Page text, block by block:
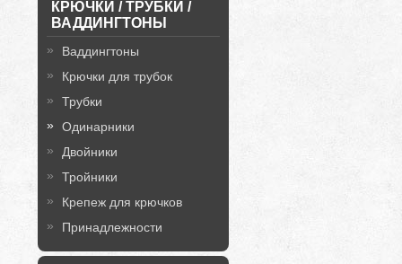
КРЮЧКИ / ТРУБКИ /
ВАДДИНГТОНЫ
Ваддингтоны
Крючки для трубок
Трубки
Одинарники
Двойники
Тройники
Крепеж для крючков
Принадлежности